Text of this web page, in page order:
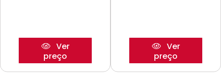
Ver
preço
Ver
preço